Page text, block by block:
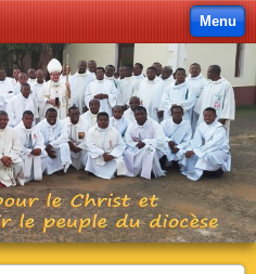
Menu